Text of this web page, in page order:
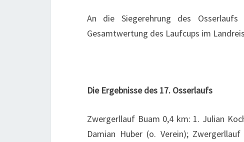
An die Siegerehrung des
Gesamtwertung des Laufcups im
Die Ergebnisse des 17. Osserlaufs
Zwergerllauf Buam 0,4 km: 1. Julian
Damian Huber (o. Verein);